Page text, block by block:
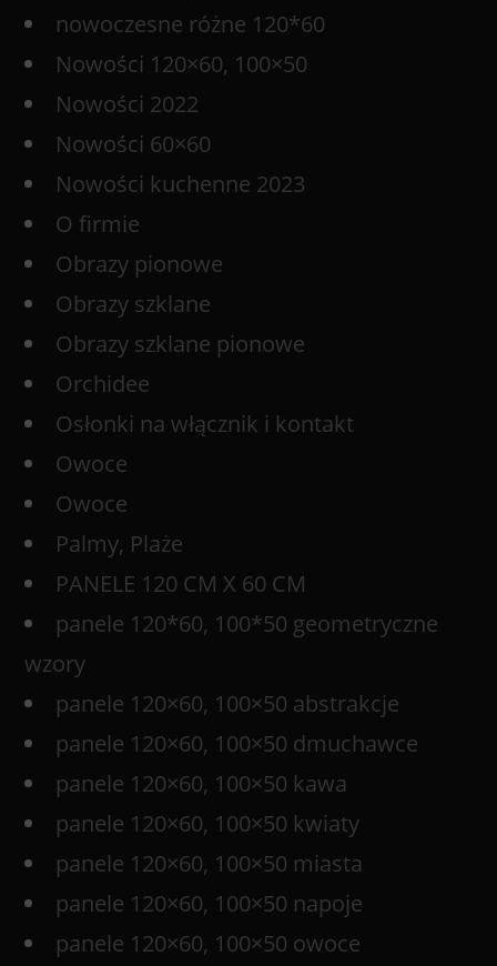
nowoczesne różne 120*60
Nowości 120×60, 100×50
Nowości 2022
Nowości 60×60
Nowości kuchenne 2023
O firmie
Obrazy pionowe
Obrazy szklane
Obrazy szklane pionowe
Orchidee
Osłonki na włącznik i kontakt
Owoce
Owoce
Palmy, Plaże
PANELE 120 CM X 60 CM
panele 120*60, 100*50 geometryczne
wzory
panele 120×60, 100×50 abstrakcje
panele 120×60, 100×50 dmuchawce
panele 120×60, 100×50 kawa
panele 120×60, 100×50 kwiaty
panele 120×60, 100×50 miasta
panele 120×60, 100×50 napoje
panele 120×60, 100×50 owoce